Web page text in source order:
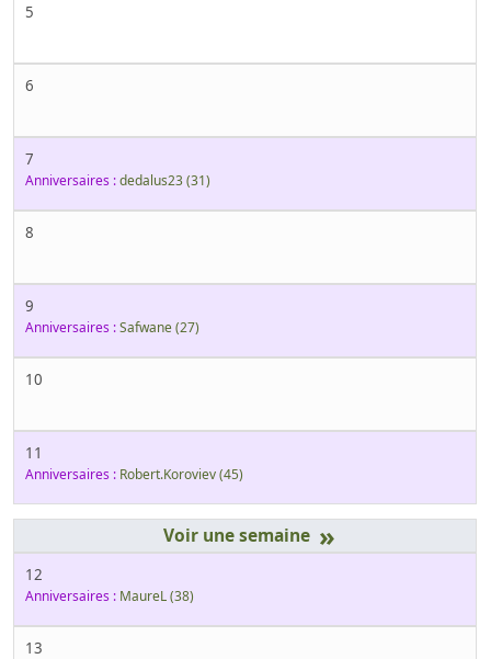
5
6
7
Anniversaires :dedalus23(31)
8
9
Anniversaires :Safwane(27)
10
11
Anniversaires : Robert.Koroviev(45)
»
12
Anniversaires : MaureL(38)
13